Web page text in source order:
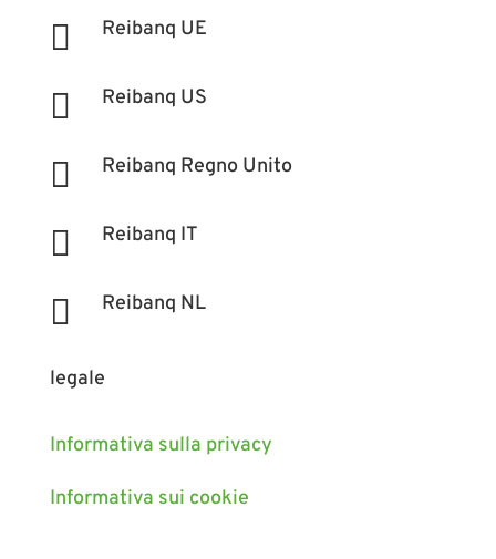
 Reibanq UE
 Reibanq US
 Reibanq Regno Unito
 Reibanq IT
 Reibanq NL
legale
Informativa sulla privacy
Informativa sui cookie